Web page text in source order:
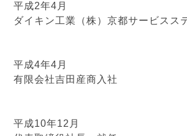
平成2年4月
ダイキン工業（株）京都サービスス
平成4年4月
有限会社吉田産商入社
平成10年12月